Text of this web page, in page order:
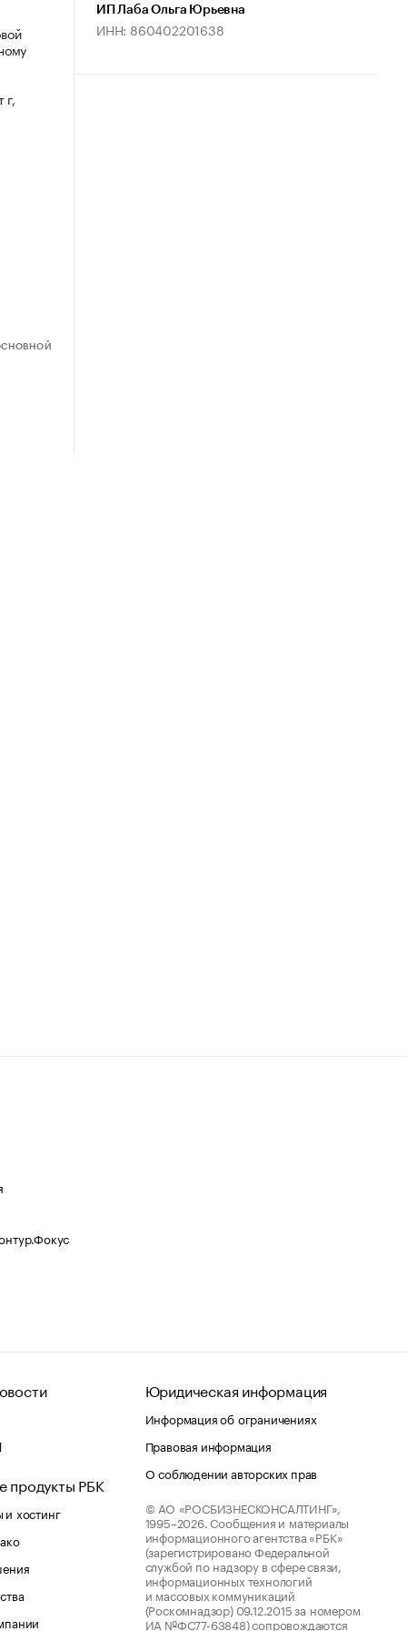
г,
ИП Лаба Ольга Юрьевна
ИНН: 860402201638
продукты РБК
хостинг
Юридическая информация
Информация об ограничениях
Правовая информация
О соблюдении авторских прав
© АО «РОСБИЗНЕСКОНСАЛТИНГ»,
1995–2026. Сообщения и материалы
информационного агентства «РБК»
(зарегистрировано Федеральной
службой по надзору в сфере связи,
информационных технологий
и массовых коммуникаций
(Роскомнадзор) 09.12.2015 за номером
ИА №ФС77-63848) сопровождаются